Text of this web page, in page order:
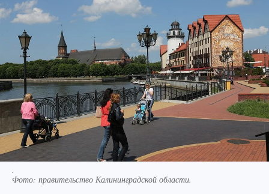
.
Фото: правительство Калининградской области.